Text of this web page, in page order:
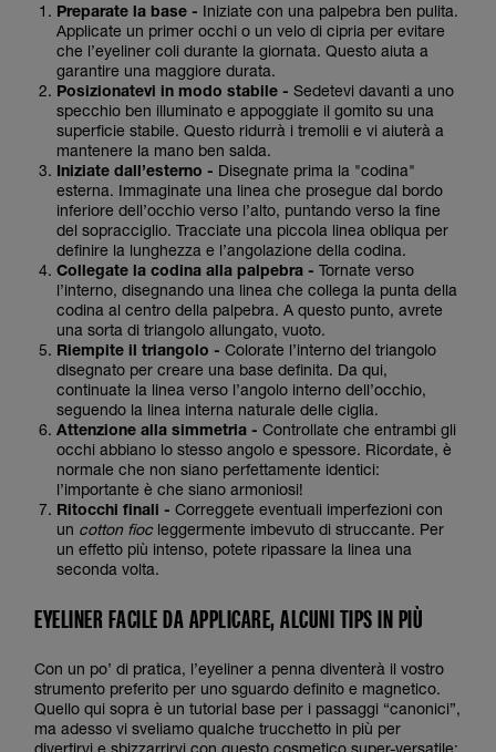
Preparate la base - Iniziate con una palpebra ben pulita.
Applicate un primer occhi o un velo di cipria per evitare
che l’eyeliner coli durante la giornata. Questo aiuta a
garantire una maggiore durata.
Posizionatevi in modo stabile - Sedetevi davanti a uno
specchio ben illuminato e appoggiate il gomito su una
superficie stabile. Questo ridurrà i tremolii e vi aiuterà a
mantenere la mano ben salda.
Iniziate dall’esterno - Disegnate prima la "codina"
esterna. Immaginate una linea che prosegue dal bordo
inferiore dell’occhio verso l’alto, puntando verso la fine
del sopracciglio. Tracciate una piccola linea obliqua per
definire la lunghezza e l’angolazione della codina.
Collegate la codina alla palpebra - Tornate verso
l’interno, disegnando una linea che collega la punta della
codina al centro della palpebra. A questo punto, avrete
una sorta di triangolo allungato, vuoto.
Riempite il triangolo - Colorate l’interno del triangolo
disegnato per creare una base definita. Da qui,
continuate la linea verso l’angolo interno dell’occhio,
seguendo la linea interna naturale delle ciglia.
Attenzione alla simmetria - Controllate che entrambi gli
occhi abbiano lo stesso angolo e spessore. Ricordate, è
normale che non siano perfettamente identici:
l’importante è che siano armoniosi!
Ritocchi finali - Correggete eventuali imperfezioni con
un cotton fioc leggermente imbevuto di struccante. Per
un effetto più intenso, potete ripassare la linea una
seconda volta.
EYELINER FACILE DA APPLICARE, ALCUNI TIPS IN PIÙ
Con un po’ di pratica, l’eyeliner a penna diventerà il vostro
strumento preferito per uno sguardo definito e magnetico.
Quello qui sopra è un tutorial base per i passaggi “canonici”,
ma adesso vi sveliamo qualche trucchetto in più per
divertirvi e sbizzarrirvi con questo cosmetico super-versatile: